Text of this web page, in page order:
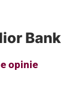
Bank
opinie